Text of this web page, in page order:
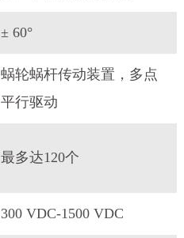
± 60°
蜗轮蜗杆传动装置，多点
平行驱动
最多达120个
300 VDC-1500 VDC